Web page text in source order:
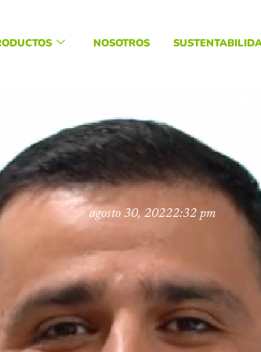
NOSOTROS
agosto 30, 20222:32 pm